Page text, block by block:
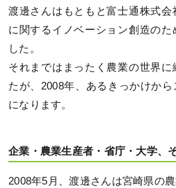
渡邊さんはもともと富士通株式
に関するイノベーション創造の
した。
それまではまったく農業の世界
たが、2008年、あるきっかけか
になります。
企業・農業生産者・省庁・大学、
2008年5月、渡邊さんは宮崎県の